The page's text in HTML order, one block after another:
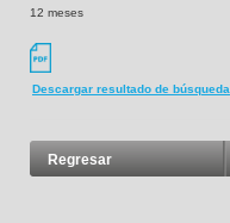
12 meses
Descargar resultado de búsqueda
Regresar